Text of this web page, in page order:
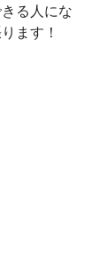
る人にな
ます！